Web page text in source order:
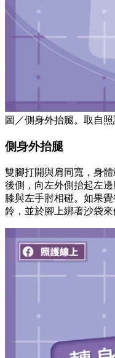
圖／側身外抬腿。取自照
側身外抬腿
雙腳打開與肩同寬，身
後側，向左外側抬起左
膝與左手肘相碰。如果
鈴，並於腳上綁著沙袋來